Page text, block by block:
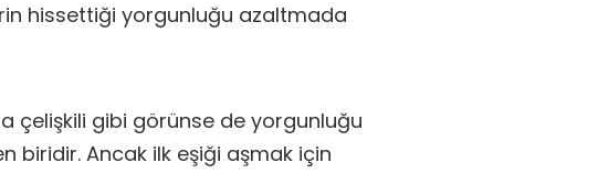
hissettiği yorgunluğu azaltmada
çelişkili gibi görünse de yorgunluğu
biridir. Ancak ilk eşiği aşmak için